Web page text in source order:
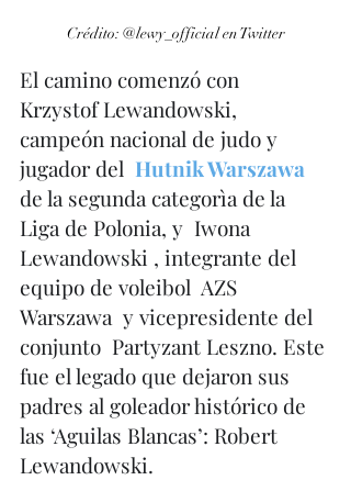
Crédito: @lewy_official en Twitter
El camino comenzó con
Krzystof Lewandowski,
campeón nacional de judo y
jugador del Hutnik Warszawa
de la segunda categorìa de la
Liga de Polonia, y  Iwona
Lewandowski , integrante del
equipo de voleibol  AZS
Warszawa  y vicepresidente del
conjunto  Partyzant Leszno. Este
fue el legado que dejaron sus
padres al goleador histórico de
las ‘Aguilas Blancas’: Robert
Lewandowski.